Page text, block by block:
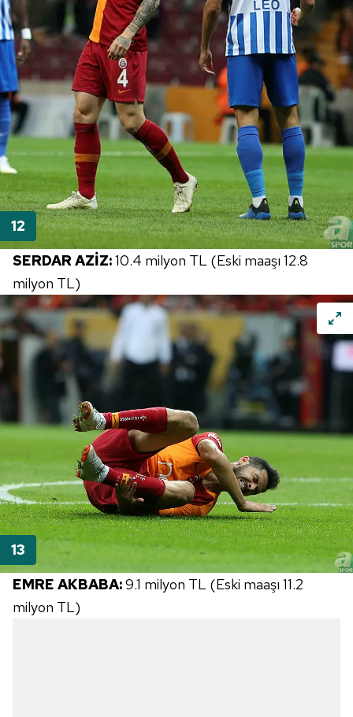
SERDAR AZİZ:10.4 milyon TL (Eski maaşı 12.8
milyon TL)
EMRE AKBABA:9.1 milyon TL (Eski maaşı 11.2
milyon TL)